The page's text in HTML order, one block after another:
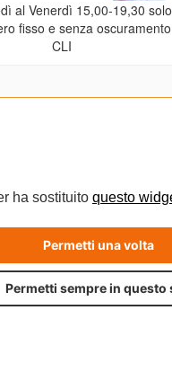
al Venerdì 15,00-19,30 solo
fisso e senza oscuramento
CLI